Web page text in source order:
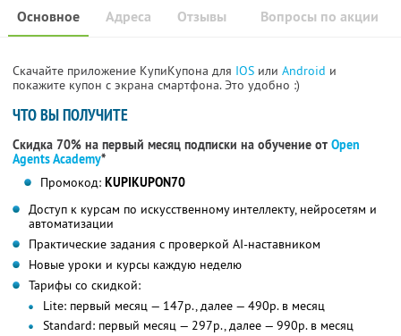
Основное Отзывы Вопросы по акции
Адреса
Скачайте приложение КупиКупона для IOS или Android и
покажите купон с экрана смартфона. Это удобно :)
ЧТО ВЫ ПОЛУЧИТЕ
Скидка 70% на первый месяц подписки на обучение от Open
Agents Academy*
Промокод: KUPIKUPON70
Доступ к курсам по искусственному интеллекту, нейросетям и
автоматизации
Практические задания с проверкой AI-наставником
Новые уроки и курсы каждую неделю
Тарифы со скидкой:
Lite: первый месяц — 147р., далее — 490р. в месяц
Standard: первый месяц — 297р., далее — 990р. в месяц